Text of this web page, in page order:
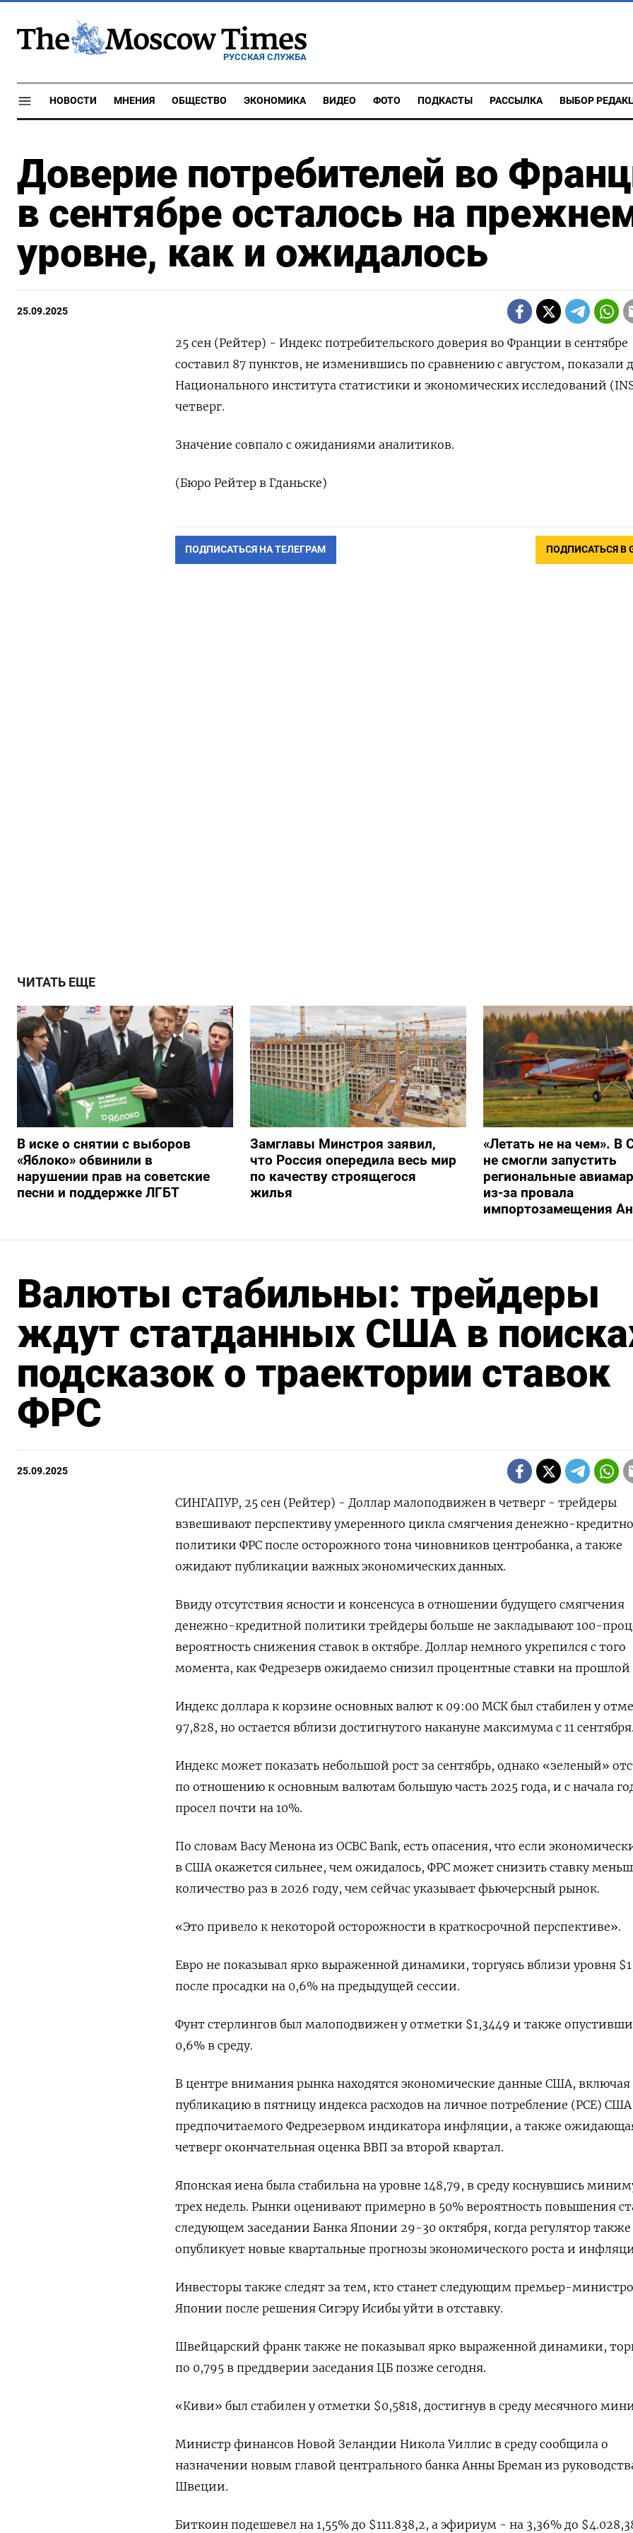
РУССКАЯ СЛУЖБА
НОВОСТИ МНЕНИЯ ОБЩЕСТВО ЭКОНОМИКА ВИДЕО ФОТО ПОДКАСТЫ РАССЫЛКА ВЫБОР
Доверие потребителей во
в сентябре осталось на
уровне, как и ожидалось
25.09.2025
25 сен (Рейтер) - Индекс потребительского доверия во Франции в сентябре
составил 87 пунктов, не изменившись по сравнению с августом, показали
Национального института статистики и экономических исследований
четверг.
Значение совпало с ожиданиями аналитиков.
(Бюро Рейтер в Гданьске)
ПОДПИСАТЬСЯ НА ТЕЛЕГРАМ ПОДПИСАТЬСЯ В
ЧИТАТЬ ЕЩЕ
В иске о снятии с выборов
«Яблоко» обвинили в
нарушении прав на советские
песни и поддержке ЛГБТ
Замглавы Минстроя заявил,
что Россия опередила весь мир
по качеству строящегося
жилья
«Летать не на чем». В
не смогли запустить
региональные
из-за провала
импортозамещения
Валюты стабильны: трейдеры
ждут статданных США в
подсказок о траектории ставок
ФРС
25.09.2025
СИНГАПУР, 25 сен (Рейтер) - Доллар малоподвижен в четверг - трейдеры
взвешивают перспективу умеренного цикла смягчения денежно-
политики ФРС после осторожного тона чиновников центробанка, а также
ожидают публикации важных экономических данных.
Ввиду отсутствия ясности и консенсуса в отношении будущего смягчения
денежно-кредитной политики трейдеры больше не закладывают 100-
вероятность снижения ставок в октябре. Доллар немного укрепился с того
момента, как Федрезерв ожидаемо снизил процентные ставки на прошлой
Индекс доллара к корзине основных валют к 09:00 МСК был стабилен у
97,828​, но остается вблизи достигнутого накануне максимума с 11
Индекс может показать небольшой рост за сентябрь, однако «зеленый»
по отношению к основным валютам большую часть 2025 года, и с начала
просел почти на 10%.
По словам Васу Менона из OCBC Bank, есть опасения, что если
в США окажется сильнее, чем ожидалось, ФРС может снизить ставку
количество раз в 2026 году, чем сейчас указывает фьючерсный рынок.
«Это привело к некоторой осторожности в краткосрочной перспективе».
Евро не показывал ярко выраженной динамики, торгуясь вблизи уровня
после просадки на 0,6% на предыдущей сессии.
Фунт стерлингов был малоподвижен у отметки $1,3449​ и также
0,6% в среду.
В центре внимания рынка находятся экономические данные США, включая
публикацию в пятницу индекса расходов на личное потребление (PCE)
предпочитаемого Федрезервом индикатора инфляции, а также
четверг окончательная оценка ВВП за второй квартал.
Японская иена была стабильна на уровне 148,79, в среду коснувшись
трех недель. Рынки оценивают примерно в 50% вероятность повышения
следующем заседании Банка Японии 29-30 октября, когда регулятор также
опубликует новые квартальные прогнозы экономического роста и
Инвесторы также следят за тем, кто станет следующим премьер-
Японии после решения Сигэру Исибы уйти в отставку.
Швейцарский франк также не показывал ярко выраженной динамики,
по 0,795​ в преддверии заседания ЦБ позже сегодня.
«Киви» был стабилен у отметки $0,5818​, достигнув в среду месячного
Министр финансов Новой Зеландии Никола Уиллис в среду сообщила о
назначении новым главой центрального банка Анны Бреман из
Швеции.
Биткоин подешевел на 1,55% до $111.838,2, а эфириум - на 3,36% до